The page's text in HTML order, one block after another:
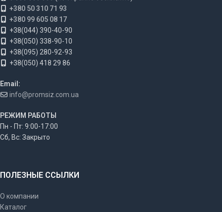
+380 50 310 71 93
+380 99 605 08 17
+38(044) 390-40-90
+38(050) 338-90-10
+38(095) 280-92-93
+38(050) 418 29 86
Email:
info@promsiz.com.ua
РЕЖИМ РАБОТЫ
Пн - Пт: 9:00-17:00
Сб, Вс: Закрыто
ПОЛЕЗНЫЕ ССЫЛКИ
О компании
Каталог